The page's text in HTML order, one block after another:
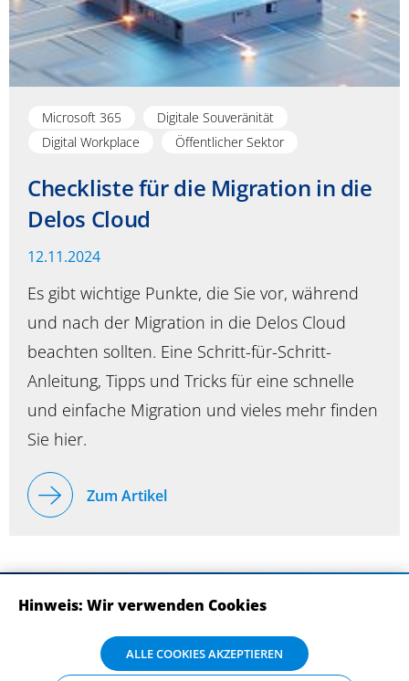
Microsoft 365
Digitale Souveränität
Digital Workplace
Öffentlicher Sektor
Checkliste für die Migration in die
Delos Cloud
12.11.2024
Es gibt wichtige Punkte, die Sie vor, während
und nach der Migration in die Delos Cloud
beachten sollten. Eine Schritt-für-Schritt-
Anleitung, Tipps und Tricks für eine schnelle
und einfache Migration und vieles mehr finden
Sie hier.
Zum Artikel
Hinweis: Wir verwenden Cookies
ALLE COOKIES AKZEPTIEREN
Wir verwenden Cookies auf dieser Website. Bitte stimmen Sie mit Klick
auf „Alle Cookies akzeptieren“ der Verarbeitung und Weitergabe Ihrer